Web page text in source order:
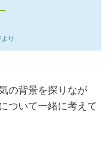
り
の背景を探りなが
ついて一緒に考えて